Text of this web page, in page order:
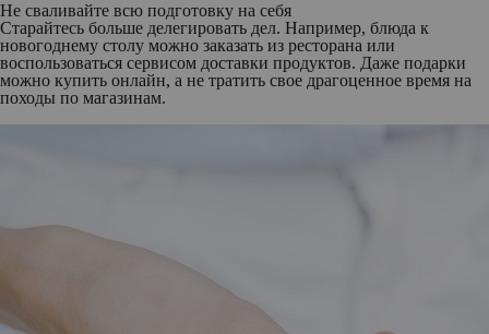
Не сваливайте всю подготовку на себя
Старайтесь больше делегировать дел. Например, блюда к
новогоднему столу можно заказать из ресторана или
воспользоваться сервисом доставки продуктов. Даже подарки
можно купить онлайн, а не тратить свое драгоценное время на
походы по магазинам.